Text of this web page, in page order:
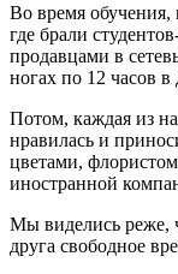
Во время обучения,
где брали
продавцами в
ногах по 12 часов в
Потом, каждая из
нравилась и
цветами,
иностранной
Мы виделись реже,
друга свободное